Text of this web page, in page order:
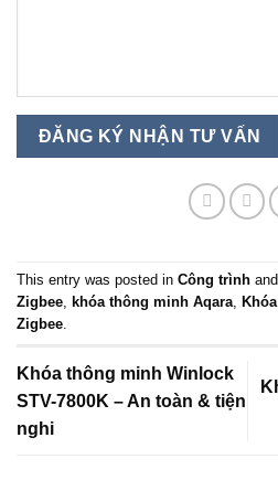
This entry was posted in Công trình
Zigbee, khóa thông minh Aqara,
Zigbee.
Khóa thông minh Winlock
STV-7800K – An toàn & tiện
nghi